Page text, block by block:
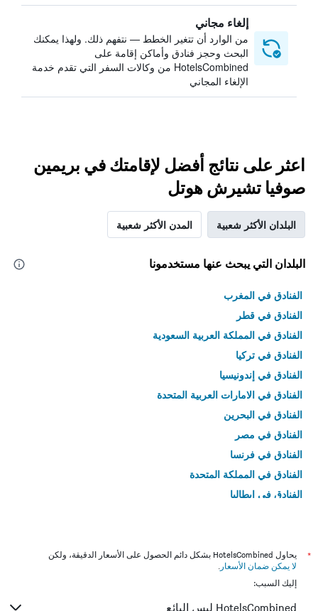
إلغاء مجاني
من الوارد أن تتغير الخطط — نتفهم ذلك. ولهذا يمكنك
البحث وحجز فنادق وأماكن إقامة على
HotelsCombined من وكالات السفر التي تقدم خدمة
الإلغاء المجاني
اعثر على نتائج أفضل لإقامتك في بريمين
صوفيا تشيرش هوتل
البلدان الأكثر شعبية المدن الأكثر شعبية
البلدان التي يبحث عنها مستخدمونا
الفنادق في المغرب
الفنادق في قطر
الفنادق في المملكة العربية السعودية
الفنادق في تركيا
الفنادق في إندونيسيا
الفنادق في الامارات العربية المتحدة
الفنادق في البحرين
الفنادق في مصر
الفنادق في فرنسا
الفنادق في المملكة المتحدة
الفنادق في إيطاليا
*
يحاول HotelsCombined بشكل دائم الحصول على الأسعار الدقيقة، ولكن
لا يمكن ضمان الأسعار .
إليك السبب:
HotelsCombined ليس البائع